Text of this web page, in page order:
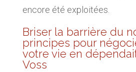
encore été exploitées.
Briser la barrière du
principes pour
votre vie en
Voss